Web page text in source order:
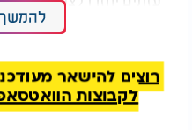
בסיום דבריו קרא מור
יכולות להיות סלקציות -
רוצים להישאר
לקבוצות הוואטסאפ של